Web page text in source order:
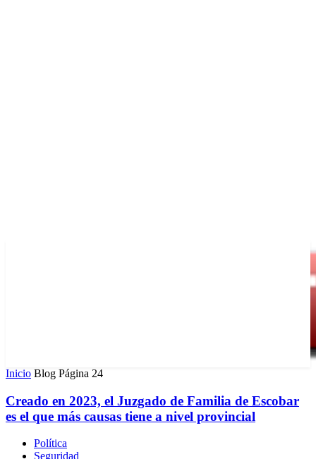
Inicio Blog Página 24
Creado en 2023, el Juzgado de Familia de Escobar
es el que más causas tiene a nivel provincial
Política
Seguridad